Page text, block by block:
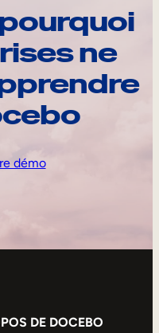
ne
démo
DE DOCEBO